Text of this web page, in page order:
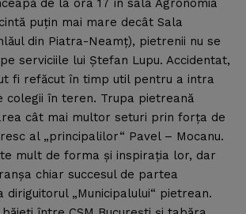
de la ora 17 în sala Agronomia
puţin mai mare decât Sala
din Piatra-Neamţ), pietrenii nu se
serviciile lui Ştefan Lupu. Accidentat,
fi refăcut în timp util pentru a intra
colegii în teren. Trupa pietreană
cât mai multor seturi prin forţa de
al „principalilor“ Pavel – Mocanu.
mult de forma şi inspiraţia lor, dar
chiar succesul de partea
diriguitorul „Municipalului“ pietrean.